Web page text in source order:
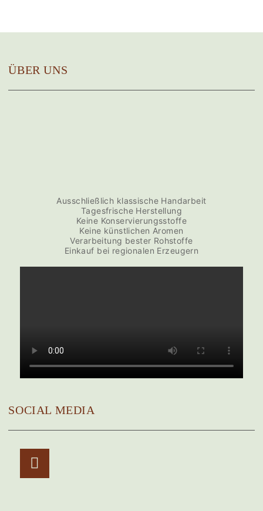
ÜBER UNS
Ausschließlich klassische Handarbeit
Tagesfrische Herstellung
Keine Konservierungsstoffe
Keine künstlichen Aromen
Verarbeitung bester Rohstoffe
Einkauf bei regionalen Erzeugern
SOCIAL MEDIA